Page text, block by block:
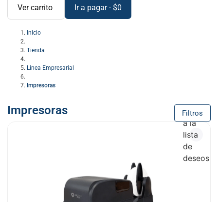
Ver carrito Ir a pagar · $0
Inicio
Tienda
Linea Empresarial
Impresoras
Impresoras Filtros
Añadir
a la
lista
de
deseos